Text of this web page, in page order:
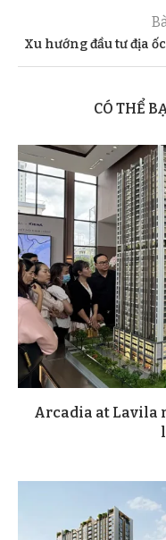
Xu hướng đầu tư địa
CÓ THỂ
Arcadia at Lavila